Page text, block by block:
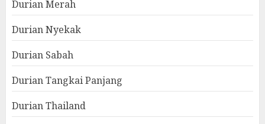
Durian Merah
Durian Nyekak
Durian Sabah
Durian Tangkai Panjang
Durian Thailand